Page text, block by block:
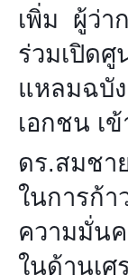
เพิ่ม ผู้ว่า
ร่วมเปิดศู
แหลมฉ
เอกชน เ
ดร.สมชา
ในการก้
ความมั่น
ในด้านเ